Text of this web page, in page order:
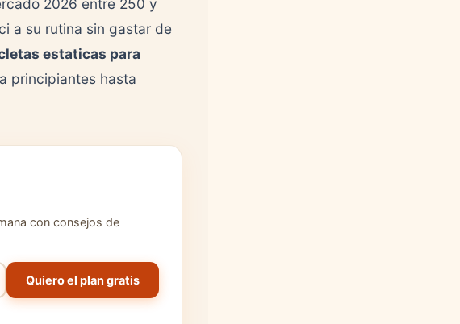
2026 entre 250 y
a su rutina sin gastar de
estaticas para
principiantes hasta
con consejos de
Quiero el plan gratis